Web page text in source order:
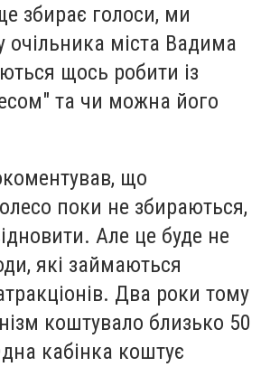
збирає голоси, ми
очільника міста Вадима
щось робити із
та чи можна його
що
поки не збираються,
Але це буде не
які займаються
Два роки тому
коштувало близько 50
кабінка коштує